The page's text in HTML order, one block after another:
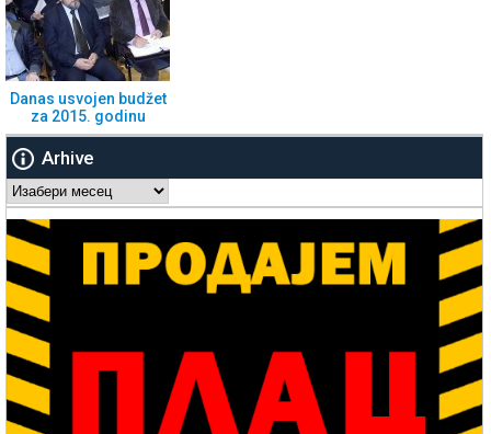
Danas usvojen budžet
za 2015. godinu
Arhive
Arhive